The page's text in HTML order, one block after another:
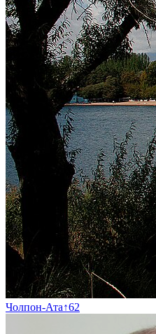
Чолпон-Ата↑62